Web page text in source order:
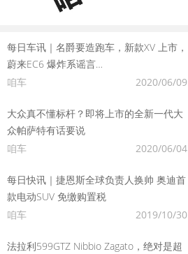
每日车讯｜名爵要造跑车，新款XV 上市，
蔚来EC6 爆炸系谣言…
咱车
2020/06/09
大众真不懂标杆？即将上市的全新一代大
众帕萨特有话要说
咱车
2020/06/04
每日快讯｜捷恩斯全球负责人换帅 奥迪首
款电动SUV 免缴购置税
咱车
2019/10/30
法拉利599GTZ Nibbio Zagato，绝对是超